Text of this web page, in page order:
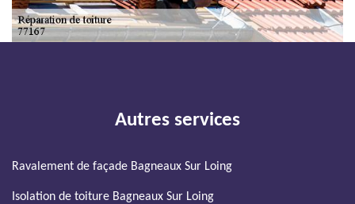
Autres services
Ravalement de façade Bagneaux Sur Loing
Isolation de toiture Bagneaux Sur Loing